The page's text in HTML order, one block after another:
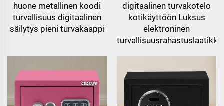
huone metallinen koodi
turvallisuus digitaalinen
säilytys pieni turvakaappi
digitaalinen turvakotelo
kotikäyttöön Luksus
elektroninen
turvallisuusrahastuslaatikko